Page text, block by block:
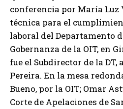
conferencia por María Luz
técnica para el
laboral del Departamento
Gobernanza de la OIT, en
fue el Subdirector de la DT,
Pereira. En la mesa
Bueno, por la OIT; Omar
Corte de Apelaciones de